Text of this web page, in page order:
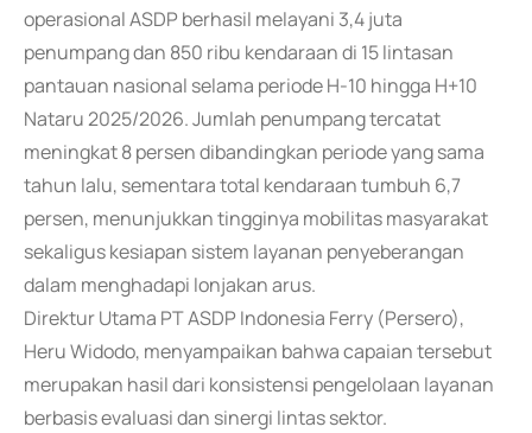
operasional ASDP berhasil melayani 3,4 juta
penumpang dan 850 ribu kendaraan di 15 lintasan
pantauan nasional selama periode H-10 hingga H+10
Nataru 2025/2026. Jumlah penumpang tercatat
meningkat 8 persen dibandingkan periode yang sama
tahun lalu, sementara total kendaraan tumbuh 6,7
persen, menunjukkan tingginya mobilitas masyarakat
sekaligus kesiapan sistem layanan penyeberangan
dalam menghadapi lonjakan arus.
Direktur Utama PT ASDP Indonesia Ferry (Persero),
Heru Widodo, menyampaikan bahwa capaian tersebut
merupakan hasil dari konsistensi pengelolaan layanan
berbasis evaluasi dan sinergi lintas sektor.